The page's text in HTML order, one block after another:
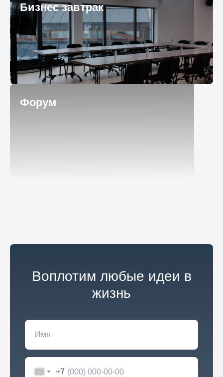
Бизнес завтрак
Форум
Воплотим любые идеи в
жизнь
+7